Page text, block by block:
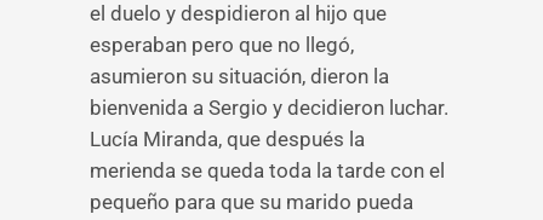
el duelo y despidieron al hijo que
esperaban pero que no llegó,
asumieron su situación, dieron la
bienvenida a Sergio y decidieron luchar.
Lucía Miranda, que después la
merienda se queda toda la tarde con el
pequeño para que su marido pueda